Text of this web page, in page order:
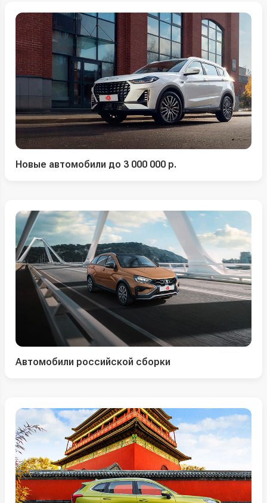
Новые автомобили до 3 000 000 р.
Автомобили российской сборки